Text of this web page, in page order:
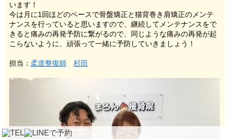
います！
今は月に1回ほどのペースで骨盤矯正と猫背巻き肩矯正のメンテ
ナンスを行っていると思いますので、継続してメンテナンスをで
きると痛みの再発予防に繋がるので、同じような痛みの再発が起
こらないように、頑張って一緒に予防していきましょう！
担当： 柔道整復師 杉田